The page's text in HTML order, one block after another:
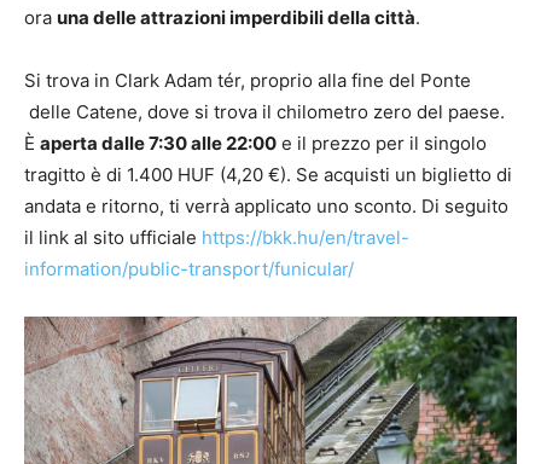
ora una delle attrazioni imperdibili della città.
Si trova in Clark Adam tér, proprio alla fine del Ponte
delle Catene, dove si trova il chilometro zero del paese.
È aperta dalle 7:30 alle 22:00 e il prezzo per il singolo
tragitto è di 1.400 HUF (4,20 €). Se acquisti un biglietto di
andata e ritorno, ti verrà applicato uno sconto. Di seguito
il link al sito ufficiale https://bkk.hu/en/travel-
information/public-transport/funicular/